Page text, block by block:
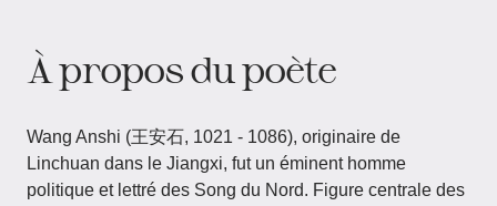
À propos du poète
Wang Anshi​​ (王安石, 1021 - 1086), originaire de
Linchuan dans le Jiangxi, fut un éminent homme
politique et lettré des Song du Nord. Figure centrale des